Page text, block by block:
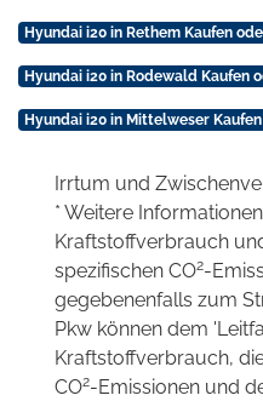
Hyundai i20 in Rethem Kaufen
Hyundai i20 in Rodewald Kaufen
Hyundai i20 in Mittelweser
Irrtum und
* Weitere
Kraftstoffverbrauch
spezifischen CO2-
gegebenenfalls zum
Pkw können dem
Kraftstoffverbrauch,
CO2-Emissionen und